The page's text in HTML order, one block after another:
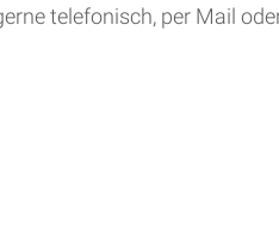
telefonisch, per Mail